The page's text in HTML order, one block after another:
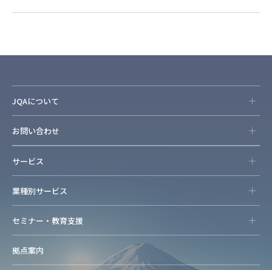
JQAについて
お問い合わせ
サービス
業種別サービス
セミナー・教育支援
拠点案内